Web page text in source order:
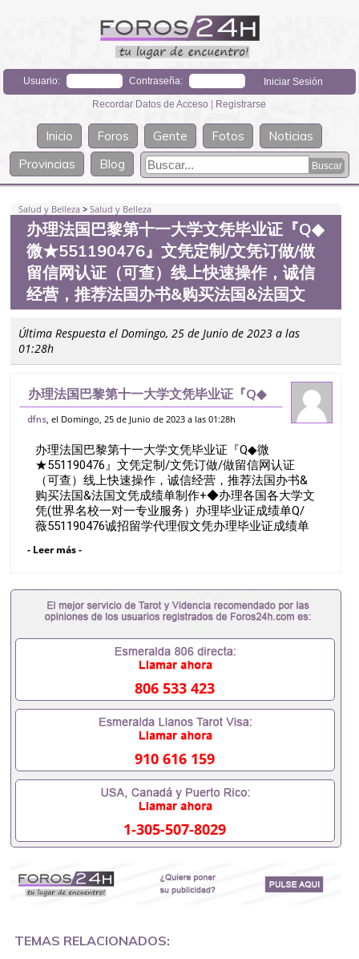
Usuario: Contraseña:
Recordar Datos de Acceso | Registrarse
Inicio Foros Gente Fotos
Noticias
Provincias
Blog
Salud y Belleza >Salud y Belleza
办理法国巴黎第十一大学文凭毕业证『Q◆
微★551190476』文凭定制/文凭订做/做
留信网认证（可查）线上快速操作，诚信
经营，推荐法国办书&购买法国&法国文
Última Respuesta el Domingo, 25 de Junio de 2023 a las
01:28h
办理法国巴黎第十一大学文凭毕业证『Q◆
微★551190476』文凭定制/文凭订做/做
营，推荐法国办书&购买法国&法国文
dfns , el Domingo, 25 de Junio de 2023 a las 01:28h
办理法国巴黎第十一大学文凭毕业证『Q◆微
★551190476』文凭定制/文凭订做/做留信网认证
（可查）线上快速操作，诚信经营，推荐法国办书&
购买法国&法国文凭成绩单制作+◆办理各国各大学文
凭(世界名校一对一专业服务）办理毕业证成绩单Q/
薇551190476诚招留学代理假文凭办理毕业证成绩单
理留信网认证办理留服认证办理学历认证办理学生卡
文凭办理英国文凭办理加拿大文凭办理德国文凭 一、
快速办理材料： 1、毕业证+成绩单+留学回国人员证
明+教育部认证,录取通知书，雅思。（全套留学回国
2、雅思、托福，OFFER，在读证明，学生卡等留学
相关材料（申请学校、转学，甚至是申请工签都可以
证成绩单，学校，专业，学位，毕业时间都可以根据
客户要求安排。 国内找工作假的毕业证可以用吗
551190476假的毕业证成绩单可以办学历认证吗
551190476要定居国外需要办理什么材料551190476
入职事业单位/国企假的毕业证会查吗551190476入职
国企/事业单位需要些什么材料551190476办理假毕业
证在国内能用吗, 挂科拿不到毕业证怎么办, 毕业证丢
了怎么办, 没有正常毕业怎么办理毕业证,没毕业可以
办学历认证吗,您是否因为中途辍学、挂科而没有正常
毕业551190476您是否因为递交材料不齐而被拒之门
外551190476您是否因没正常毕业而导致回国得不到
怎么办551190476找工作没有文凭怎么办,怎么办理本
科/研究生文凭551190476如何办理本科/硕士毕业证
551190476国外大学文凭可以打工作吗551190476怎
- Leer más -
806 533 423
910 616 159
1-305-507-8029
TEMAS RELACIONADOS: